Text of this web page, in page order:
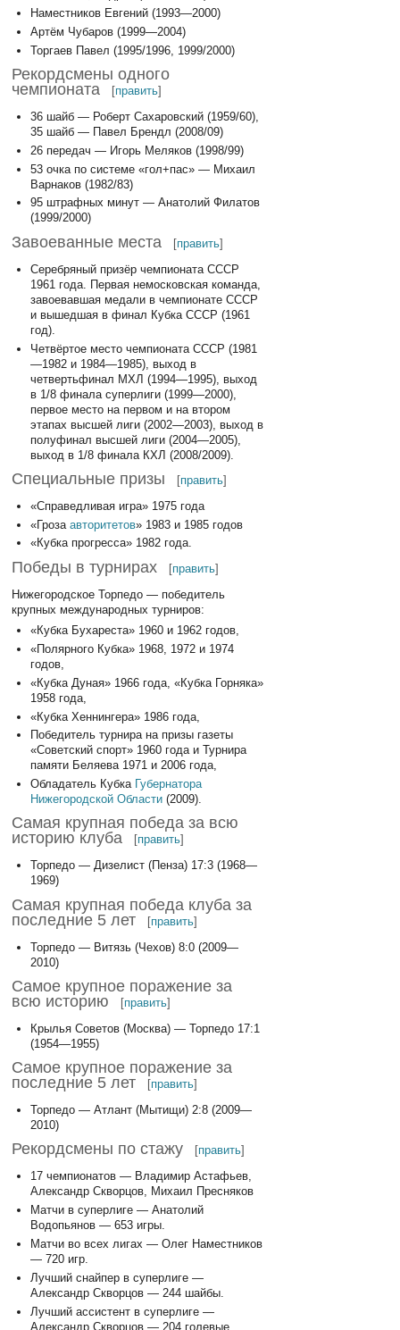
Наместников Евгений (1993—2000)
Артём Чубаров (1999—2004)
Торгаев Павел (1995/1996, 1999/2000)
Рекордсмены одного
чемпионата
[править]
36 шайб — Роберт Сахаровский (1959/60),
35 шайб — Павел Брендл (2008/09)
26 передач — Игорь Меляков (1998/99)
53 очка по системе «гол+пас» — Михаил
Варнаков (1982/83)
95 штрафных минут — Анатолий Филатов
(1999/2000)
Завоеванные места [править]
Серебряный призёр чемпионата СССР
1961 года. Первая немосковская команда,
завоевавшая медали в чемпионате СССР
и вышедшая в финал Кубка СССР (1961
год).
Четвёртое место чемпионата СССР (1981
—1982 и 1984—1985), выход в
четвертьфинал МХЛ (1994—1995), выход
в 1/8 финала суперлиги (1999—2000),
первое место на первом и на втором
этапах высшей лиги (2002—2003), выход в
полуфинал высшей лиги (2004—2005),
выход в 1/8 финала КХЛ (2008/2009).
Специальные призы [править]
«Справедливая игра» 1975 года
«Гроза авторитетов» 1983 и 1985 годов
«Кубка прогресса» 1982 года.
Победы в турнирах [править]
Нижегородское Торпедо — победитель
крупных международных турниров:
«Кубка Бухареста» 1960 и 1962 годов,
«Полярного Кубка» 1968, 1972 и 1974
годов,
«Кубка Дуная» 1966 года, «Кубка Горняка»
1958 года,
«Кубка Хеннингера» 1986 года,
Победитель турнира на призы газеты
«Советский спорт» 1960 года и Турнира
памяти Беляева 1971 и 2006 года,
Обладатель Кубка Губернатора
Нижегородской Области(2009).
Самая крупная победа за всю
историю клуба
[править]
Торпедо — Дизелист (Пенза) 17:3 (1968—
1969)
Самая крупная победа клуба за
последние 5 лет
[править]
Торпедо — Витязь (Чехов) 8:0 (2009—
2010)
Самое крупное поражение за
всю историю
[править]
Крылья Советов (Москва) — Торпедо 17:1
(1954—1955)
Самое крупное поражение за
последние 5 лет
[править]
Торпедо — Атлант (Мытищи) 2:8 (2009—
2010)
Рекордсмены по стажу [править]
17 чемпионатов — Владимир Астафьев,
Александр Скворцов, Михаил Пресняков
Матчи в суперлиге — Анатолий
Водопьянов — 653 игры.
Матчи во всех лигах — Олег Наместников
— 720 игр.
Лучший снайпер в суперлиге —
Александр Скворцов — 244 шайбы.
Лучший ассистент в суперлиге —
Александр Скворцов — 204 голевые